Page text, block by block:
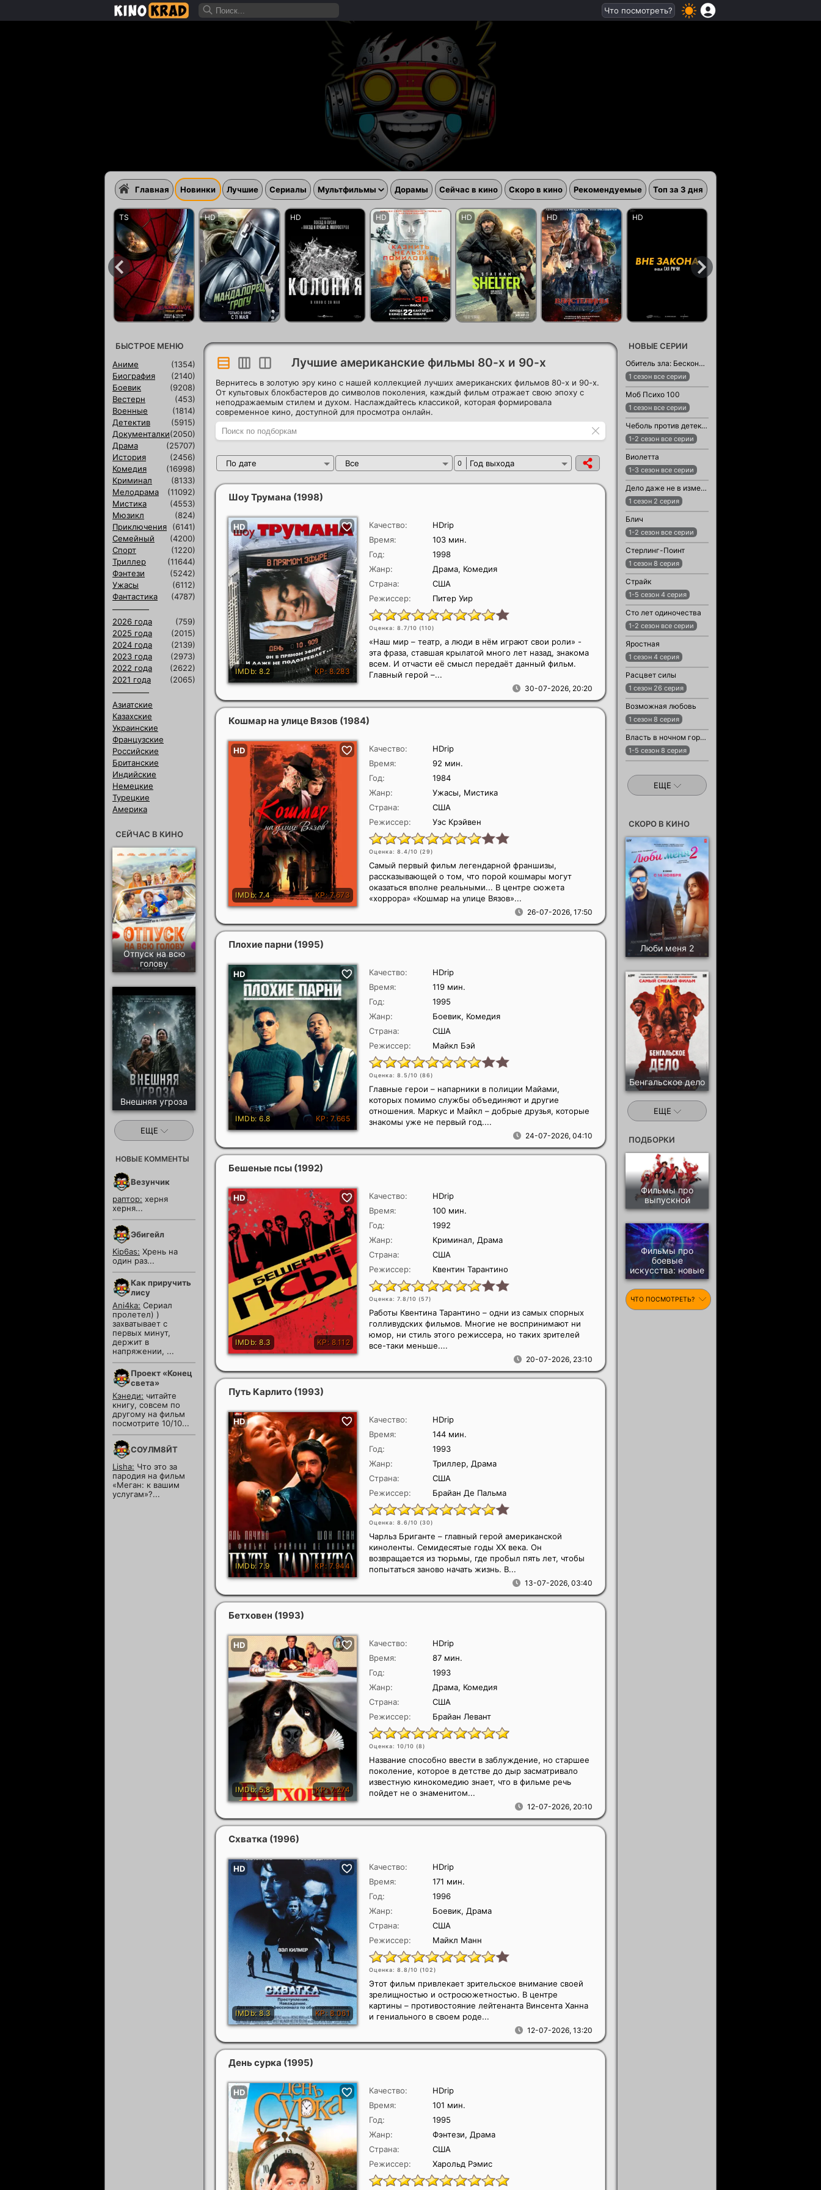
Лучшие американские фильмы 80-х и 90-х
Вернитесь в золотую эру кино с нашей коллекцией лучших американских фильмов 80-х и 90-х.
От культовых блокбастеров до символов поколения, каждый фильм отражает свою эпоху с
неподражаемым стилем и духом. Наслаждайтесь классикой, которая формировала
современное кино, доступной для просмотра онлайн.
По дате Все 0 Год выхода
Шоу Трумана (1998)
Качество:
HDrip
Время:
103 мин.
Год:
1998
Жанр:
Драма, Комедия
Страна:
США
Режиссер:
Питер Уир
Оценка: 8.7/10 (110)
30-07-2026, 20:20
«Наш мир – театр, а люди в нём играют свои роли» -
эта фраза, ставшая крылатой много лет назад, знакома
всем. И отчасти её смысл передаёт данный фильм.
Главный герой –...
Кошмар на улице Вязов (1984)
Качество:
HDrip
Время:
92 мин.
Год:
1984
Жанр:
Ужасы, Мистика
Страна:
США
Режиссер:
Уэс Крэйвен
Оценка: 8.4/10 (29)
26-07-2026, 17:50
Самый первый фильм легендарной франшизы,
рассказывающей о том, что порой кошмары могут
оказаться вполне реальными... В центре сюжета
«хоррора» «Кошмар на улице Вязов»...
Плохие парни (1995)
Качество:
HDrip
Время:
119 мин.
Год:
1995
Жанр:
Боевик, Комедия
Страна:
США
Режиссер:
Майкл Бэй
Оценка: 8.5/10 (86)
24-07-2026, 04:10
Главные герои – напарники в полиции Майами,
которых помимо службы объединяют и другие
отношения. Маркус и Майкл – добрые друзья, которые
знакомы уже не первый год....
Бешеные псы (1992)
Качество:
HDrip
Время:
100 мин.
Год:
1992
Жанр:
Криминал, Драма
Страна:
США
Режиссер:
Квентин Тарантино
Оценка: 7.8/10 (57)
20-07-2026, 23:10
Работы Квентина Тарантино – одни из самых спорных
голливудских фильмов. Многие не воспринимают ни
юмор, ни стиль этого режиссера, но таких зрителей
все-таки меньше....
Путь Карлито (1993)
Качество:
HDrip
Время:
144 мин.
Год:
1993
Жанр:
Триллер, Драма
Страна:
США
Режиссер:
Брайан Де Пальма
Оценка: 8.6/10 (30)
13-07-2026, 03:40
Чарльз Бриганте – главный герой американской
киноленты. Семидесятые годы ХХ века. Он
возвращается из тюрьмы, где пробыл пять лет, чтобы
попытаться заново начать жизнь. В...
Бетховен (1993)
Качество:
HDrip
Время:
87 мин.
Год:
1993
Жанр:
Драма, Комедия
Страна:
США
Режиссер:
Брайан Левант
Оценка: 10/10 (8)
12-07-2026, 20:10
Название способно ввести в заблуждение, но старшее
поколение, которое в детстве до дыр засматривало
известную кинокомедию знает, что в фильме речь
пойдет не о знаменитом...
Схватка (1996)
Качество:
HDrip
Время:
171 мин.
Год:
1996
Жанр:
Боевик, Драма
Страна:
США
Режиссер:
Майкл Манн
Оценка: 8.8/10 (102)
12-07-2026, 13:20
Этот фильм привлекает зрительское внимание своей
зрелищностью и остросюжетностью. В центре
картины – противостояние лейтенанта Винсента Ханна
и гениального в своем роде...
День сурка (1995)
Качество:
HDrip
Время:
101 мин.
Год:
1995
Жанр:
Фэнтези, Драма
Страна:
США
Режиссер:
Харольд Рэмис
БЫСТРОЕ МЕНЮ
Аниме
(1354)
Биография
(2140)
Боевик
(9208)
Вестерн
(453)
Военные
(1814)
Детектив
(5915)
Документалки(2050)
Драма
(25707)
История
(2456)
Комедия
(16998)
Криминал
(8133)
Мелодрама
(11092)
Мистика
(4553)
Мюзикл
(824)
Приключения
(6141)
Семейный
(4200)
Спорт
(1220)
Триллер
(11644)
Фэнтези
(5242)
Ужасы
(6112)
Фантастика
(4787)
2026 года
(759)
2025 года
(2015)
2024 года
(2139)
2023 года
(2973)
2022 года
(2622)
2021 года
(2065)
Азиатские
Казахские
Украинские
Французские
Российские
Британские
Индийские
Немецкие
Турецкие
Америка
СЕЙЧАС В КИНО
Отпуск на всю
голову
Внешняя угроза
ЕЩЕ
НОВЫЕ КОММЕНТЫ
Везунчик
раптор: херня
херня...
Эбигейл
Kip6as: Хрень на
один раз...
Как приручить
лису
Ani4ka: Сериал
пролетел) )
захватывает с
первых минут,
держит в
напряжении, ...
Проект «Конец
света»
Кэнеди: читайте
книгу, совсем по
другому на фильм
посмотрите 10/10...
СОУЛМ8ЙТ
Lisha: Что это за
пародия на фильм
«Меган: к вашим
услугам»?...
НОВЫЕ СЕРИИ
Обитель зла: Бесконечная тьма
1 сезон все серии
Моб Психо 100
1 сезон все серии
Чеболь против детектива
1-2 сезон все серии
Виолетта
1-3 сезон все серии
Дело даже не в измене
1 сезон 2 серия
Блич
1-2 сезон все серии
Стерлинг-Поинт
1 сезон 8 серия
Страйк
1-5 сезон 4 серия
Сто лет одиночества
1-2 сезон все серии
Яростная
1 сезон 4 серия
Расцвет силы
1 сезон 26 серия
Возможная любовь
1 сезон 8 серия
Власть в ночном городе. Книга третья: Юность Кэнена
1-5 сезон 8 серия
ЕЩЕ
СКОРО В КИНО
Люби меня 2
Бенгальское дело
ЕЩЕ
ПОДБОРКИ
Фильмы про
выпускной
Фильмы про
боевые
искусства: новые
ЧТО ПОСМОТРЕТЬ?
Главная Новинки Лучшие Сериалы Мультфильмы Дорамы Сейчас в кино Скоро в кино Рекомендуемые Топ за 3 дня
Что посмотреть?